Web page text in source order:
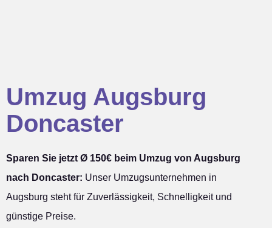
Umzug Augsburg
Doncaster
Sparen Sie jetzt Ø 150€ beim Umzug von Augsburg
nach Doncaster: Unser Umzugsunternehmen in
Augsburg steht für Zuverlässigkeit, Schnelligkeit und
günstige Preise.